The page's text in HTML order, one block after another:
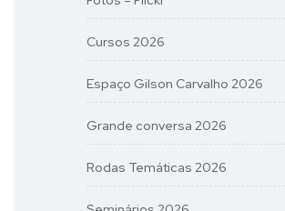
Cursos 2026
Espaço Gilson Carvalho 2026
Grande conversa 2026
Rodas Temáticas 2026